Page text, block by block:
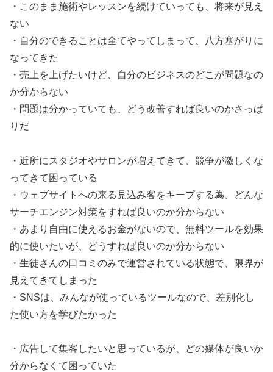
・このまま施術やレッスンを続けていっても、将来が見え
ない
・自分のできることは全てやってしまって、八方塞がりに
なってきた
・売上を上げたいけど、自分のビジネスのどこが問題なの
か分からない
・問題は分かっていても、どう改善すれば良いのかさっぱ
りだ
・近所にスタジオやサロンが増えてきて、競争が激しくな
ってきて困っている
・ウェブサイトへの来る見込み客をキープする為、どんな
サーチエンジン対策をすれば良いのか分からない
・あまり自由に使えるお金がないので、無料ツールを効果
的に使いたいが、どうすれば良いのか分からない
・生徒さんの口コミのみで運営されている状態で、限界が
見えてきてしまった
・SNSは、みんなが使っているツールなので、差別化し
た使い方を学びたかった
・広告して集客したいと思っているが、どの媒体が良いか
分からなくて困っていた